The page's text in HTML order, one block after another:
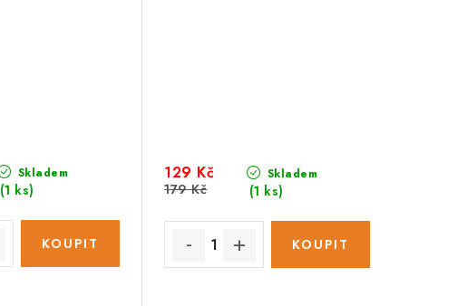
Skladem
(1 ks)
Skladem
(1 ks)
129 Kč
179 Kč